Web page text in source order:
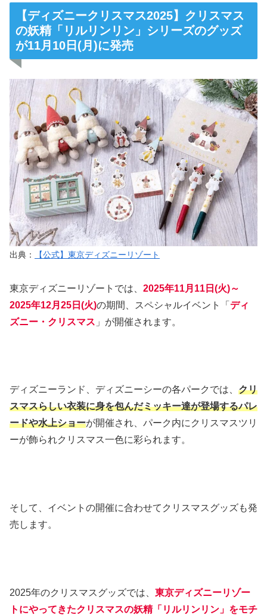
【ディズニークリスマス2025】クリスマス
の妖精「リルリンリン」シリーズのグッズ
が11月10日(月)に発売
出典： 【公式】東京ディズニーリゾート
東京ディズニーリゾートでは、 2025年11月11日(火)～
2025年12月25日(火)の期間、 スペシャルイベント「 ディ
ズニー・クリスマス 」が開催されます。
ディズニーランド、ディズニーシーの各パークでは、 クリ
スマスらしい衣装に身を包んだミッキー達が登場するパレ
ードや水上ショーが開催され、パーク内にクリスマスツリ
ーが飾られクリスマス一色に彩られます。
そして、イベントの開催に合わせてクリスマスグッズも発
売します。
2025年のクリスマスグッズでは、 東京ディズニーリゾー
トにやってきたクリスマスの妖精「リルリンリン」をモチ